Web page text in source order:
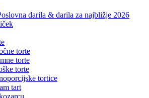
darila & darila za najbližje 2026
torte
torte
torte
tortice
tart